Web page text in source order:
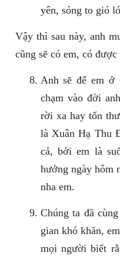
yên, sóng to gió
Vậy thì sau này, anh
cũng sẽ có em, có được
Anh sẽ để em ở
chạm vào đời
rời xa hay tổn
là Xuân Hạ Thu
cả, bởi em là
hưởng ngày hôm
nha em.
Chúng ta đã
gian khó khăn,
mọi người biết